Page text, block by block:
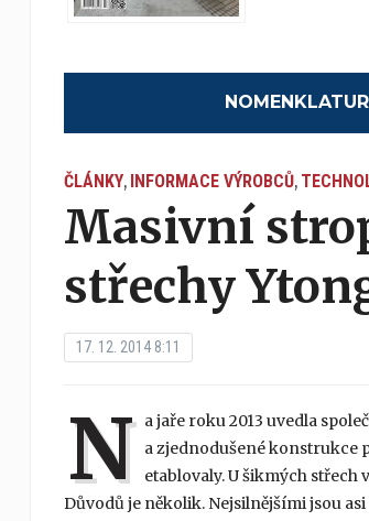
ČLÁNKY, INFORMACE VÝROBCŮ,
Masivní
střechy
17. 12. 2014 8:11
N
a jaře roku 2013 uvedla
a zjednodušené konstrukce
etablovaly. U šikmých
Důvodů je několik. Nejsilnějšími jsou